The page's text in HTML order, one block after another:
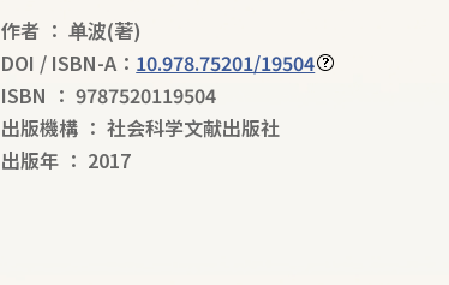
作者 ： 单波(著)
DOI / ISBN-A： 10.978.75201/19504
ISBN ： 9787520119504
出版機構 ： 社会科学文献出版社
出版年 ： 2017